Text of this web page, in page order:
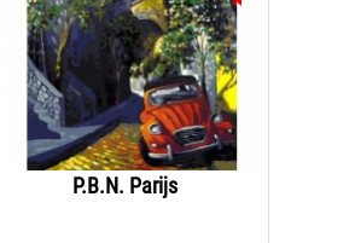
P.B.N. Parijs